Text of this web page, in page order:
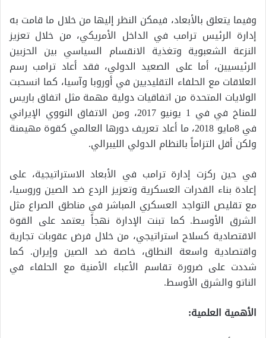
وفيما يتعلق بالأبعاد، فيمكن النظر إليها من خلال ما قامت به
إدارة الرئيس ترامب في الداخل الأمريكي، من خلال تعزيز
النزعة الشعبوية وتغذية الانقسام السياسي بين الحزبين
الرئيسيين، أما على الصعيد الدولي، فقد أعاد ترامب رسم
العلاقات مع الحلفاء التقليديين في أوروبا وآسيا، كما انسحبت
الولايات المتحدة من اتفاقيات دولية مهمة مثل اتفاق باريس
للمناخ في في 1 يونيو 2017، ومن الاتفاق النووي الإيراني
في 8مايو 2018، ما أعاد تعريف دورها العالمي كقوة مهيمنة
ولكن أقل التزاماً بالنظام الدولي الليبرالي.
في حين ركزت إدارة ترامب في الأبعاد الاستراتيجية، على
إعادة بناء القدرات العسكرية وتعزيز الردع ضد الصين وروسيا،
مع تقليص التواجد العسكري المباشر في مناطق الصراع مثل
الشرق الأوسط. كما تبنت الإدارة نهجاً يعتمد على القوة
الاقتصادية كسلاح استراتيجي، من خلال فرض عقوبات تجارية
واقتصادية واسعة النطاق، خاصة ضد الصين وإيران. كما
شددت على ضرورة تقاسم الأعباء الأمنية مع الحلفاء في
الناتو والشرق الأوسط.
الأهمية العلمية: